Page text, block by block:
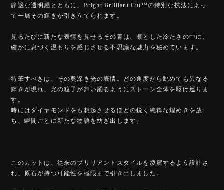
静謐な透明感とともに、Bright Brilliant Cut™️の特別な技法によっ
て一層その輝きが引き立てられます。
見るたびに新たな表情を見せるその青は、凛とした冷たさの中に、
確かに息づく温もりを感じさせる不思議な魅力を秘めています。
特筆すべきは、その奥深き光の表情。どの角度から眺めても異なる
輝きが現れ、光の粒子が舞い踊るようにストーン全体を駆け巡りま
す。
時にはダイヤモンドをも想起させるほどの鋭く純粋な煌めきを放
ち、瞬間ごとに新たな物語を紡ぎ出します。
このカットは、従来のブリリアントスタイルを凌駕するよう設計さ
れ、原石が持つ可能性を極限まで引き出しました。